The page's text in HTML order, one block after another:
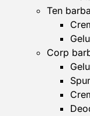
Ten
Corp